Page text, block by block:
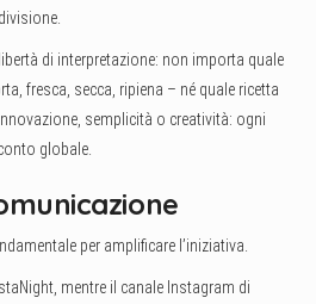
di interpretazione: non importa quale
fresca, secca, ripiena – né quale ricetta
semplicità o creatività: ogni
globale.
per amplificare l’iniziativa.
mentre il canale Instagram di